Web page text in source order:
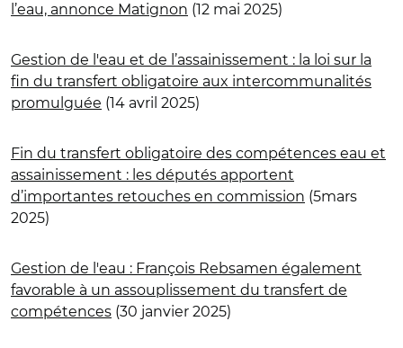
l’eau, annonce Matignon (12 mai 2025)
Gestion de l'eau et de l’assainissement : la loi sur la
fin du transfert obligatoire aux intercommunalités
promulguée (14 avril 2025)
Fin du transfert obligatoire des compétences eau et
assainissement : les députés apportent
d’importantes retouches en commission (5mars
2025)
Gestion de l'eau : François Rebsamen également
favorable à un assouplissement du transfert de
compétences (30 janvier 2025)